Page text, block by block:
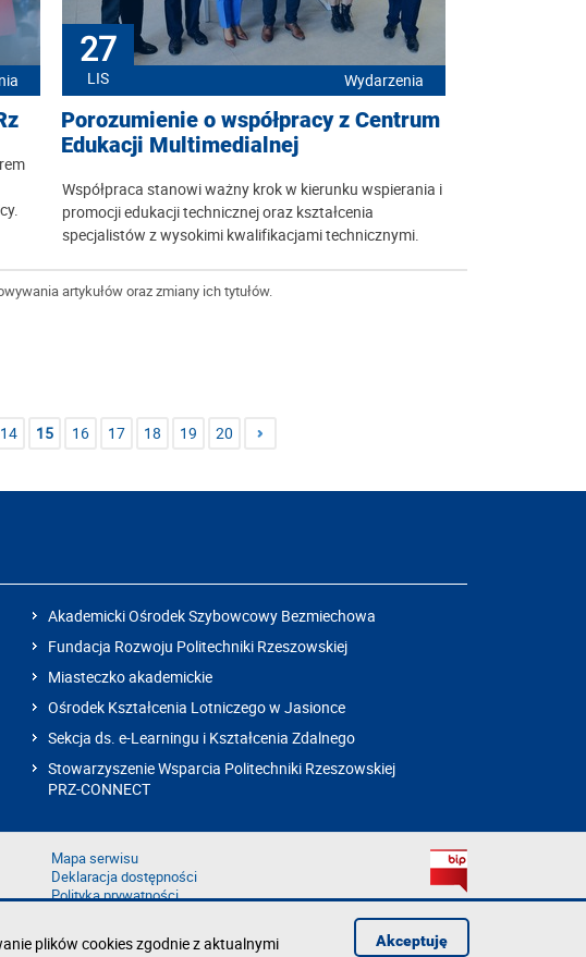
27
LIS Wydarzenia
Porozumienie o współpracy z Centrum
Edukacji Multimedialnej
Współpraca stanowi ważny krok w kierunku wspierania i
promocji edukacji technicznej oraz kształcenia
specjalistów z wysokimi kwalifikacjami technicznymi.
artykułów oraz zmiany ich tytułów.
14 15 16 17 18 19 20
Akademicki Ośrodek Szybowcowy Bezmiechowa
Fundacja Rozwoju Politechniki Rzeszowskiej
Miasteczko akademickie
Ośrodek Kształcenia Lotniczego w Jasionce
Sekcja ds. e-Learningu i Kształcenia Zdalnego
Stowarzyszenie Wsparcia Politechniki Rzeszowskiej
PRZ-CONNECT
Mapa serwisu
Deklaracja dostępności
Polityka prywatności
plików cookies zgodnie z aktualnymi
Akceptuję